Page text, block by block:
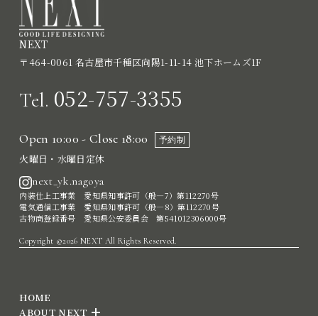
NEXT
〒464-0061 名古屋市千種区向陽1-11-14 池下ホームズ1F
Tel. 052-757-3355
Open 10:00 - Close 18:00 予約制
火曜日・水曜日定休
next_yk.nagoya
内装仕上工事業 愛知県知事許可（般―7）第112270号
電気通信工事業 愛知県知事許可（般―8）第112270号
古物商登録番号 愛知県公安委員会 第541012306000号
Copyright ©2026 NEXT All Rights Reserved.
HOME
ABOUT NEXT